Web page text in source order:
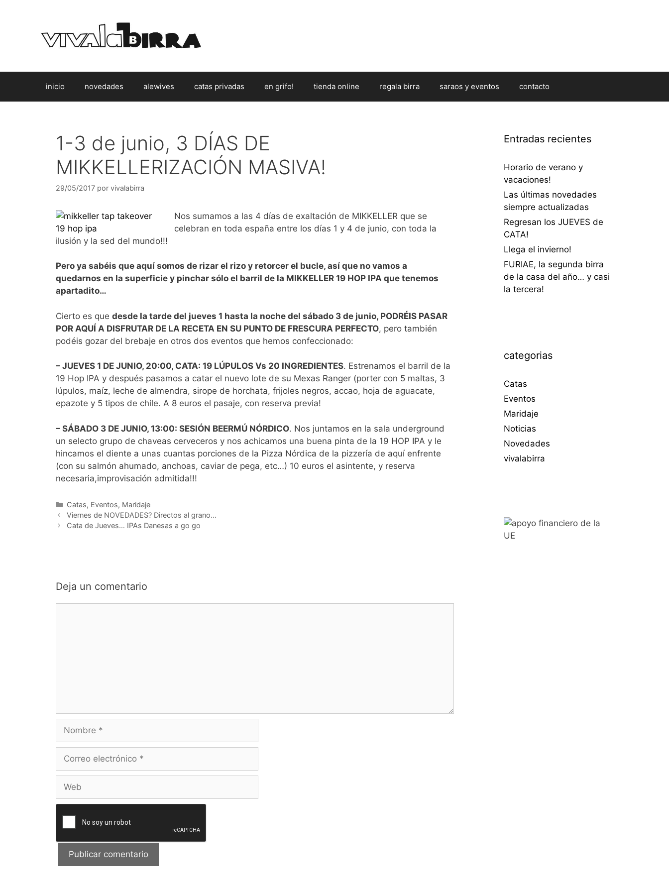
inicio novedades alewives catas privadas en grifo! tienda online regala birra saraos y eventos contacto
1-3 de junio, 3 DÍAS DE
MIKKELLERIZACIÓN MASIVA!
29/05/2017 por vivalabirra
Nos sumamos a las 4 días de exaltación de MIKKELLER que se
celebran en toda españa entre los días 1 y 4 de junio, con toda la
ilusión y la sed del mundo!!!
Pero ya sabéis que aquí somos de rizar el rizo y retorcer el bucle, así que no vamos a
quedarnos en la superficie y pinchar sólo el barril de la MIKKELLER 19 HOP IPA que tenemos
apartadito…
Cierto es que desde la tarde del jueves 1 hasta la noche del sábado 3 de junio, PODRÉIS PASAR
POR AQUÍ A DISFRUTAR DE LA RECETA EN SU PUNTO DE FRESCURA PERFECTO, pero también
podéis gozar del brebaje en otros dos eventos que hemos confeccionado:
– JUEVES 1 DE JUNIO, 20:00, CATA: 19 LÚPULOS Vs 20 INGREDIENTES. Estrenamos el barril de la
19 Hop IPA y después pasamos a catar el nuevo lote de su Mexas Ranger (porter con 5 maltas, 3
lúpulos, maíz, leche de almendra, sirope de horchata, frijoles negros, accao, hoja de aguacate,
epazote y 5 tipos de chile. A 8 euros el pasaje, con reserva previa!
– SÁBADO 3 DE JUNIO, 13:00: SESIÓN BEERMÚ NÓRDICO. Nos juntamos en la sala underground
un selecto grupo de chaveas cerveceros y nos achicamos una buena pinta de la 19 HOP IPA y le
hincamos el diente a unas cuantas porciones de la Pizza Nórdica de la pizzería de aquí enfrente
(con su salmón ahumado, anchoas, caviar de pega, etc…) 10 euros el asintente, y reserva
necesaria,improvisación admitida!!!
Categorías
Catas, Eventos, Maridaje
Viernes de NOVEDADES? Directos al grano…
Cata de Jueves… IPAs Danesas a go go
Deja un comentario
electrónico
Entradas recientes
Horario de verano y
vacaciones!
Las últimas novedades
siempre actualizadas
Regresan los JUEVES de
CATA!
Llega el invierno!
FURIAE, la segunda birra
de la casa del año… y casi
la tercera!
categorias
Catas
Eventos
Maridaje
Noticias
Novedades
vivalabirra